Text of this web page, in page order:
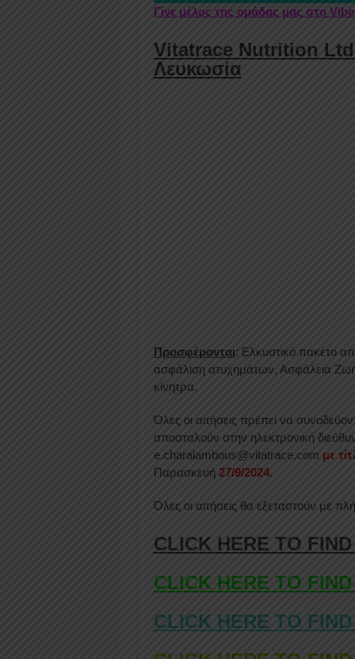
Γίνε μέλος της ομάδας μας στο
Vitatrace Nutrition
Λευκωσία
Προσφέρονται: Ελκυστικό πακέτο
ασφάλιση ατυχημάτων, Ασφάλεια
κίνητρα.
Όλες οι αιτήσεις πρέπει να
αποσταλούν στην ηλεκτρονική
e.charalambous@vitatrace.com με
Παρασκευή 27/9/2024.
Όλες οι αιτήσεις θα εξεταστούν με
CLICK HERE TO
CLICK HERE TO
CLICK HERE TO